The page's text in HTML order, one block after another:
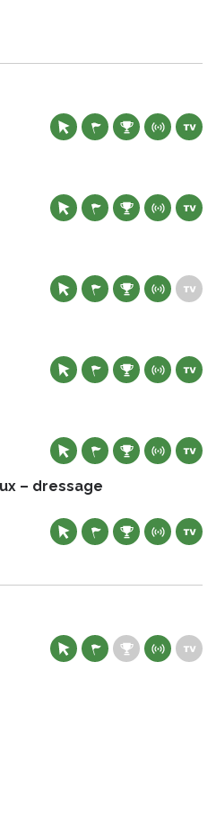
– dressage